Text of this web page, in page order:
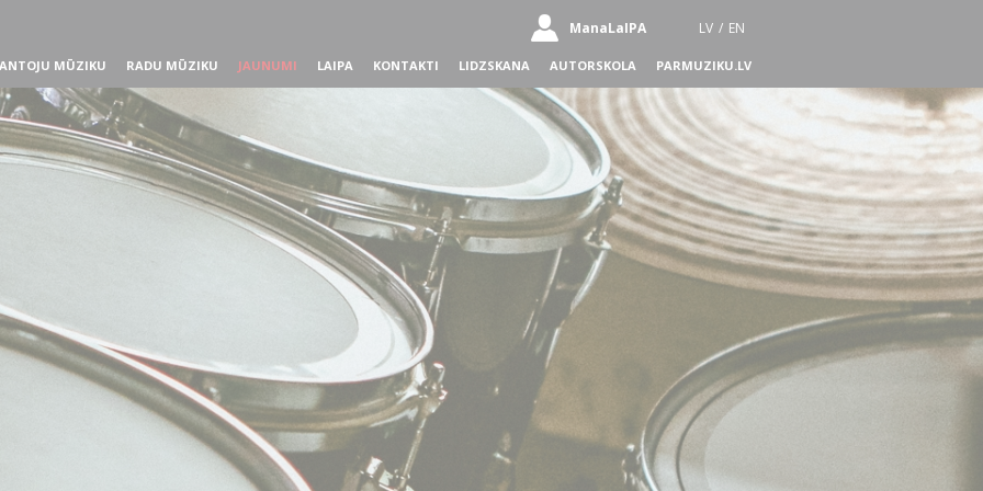
ManaLaIPA LV / EN
MŪZIKU RADU MŪZIKU JAUNUMI LAIPA KONTAKTI LIDZSKANA AUTORSKOLA PARMUZIKU.LV